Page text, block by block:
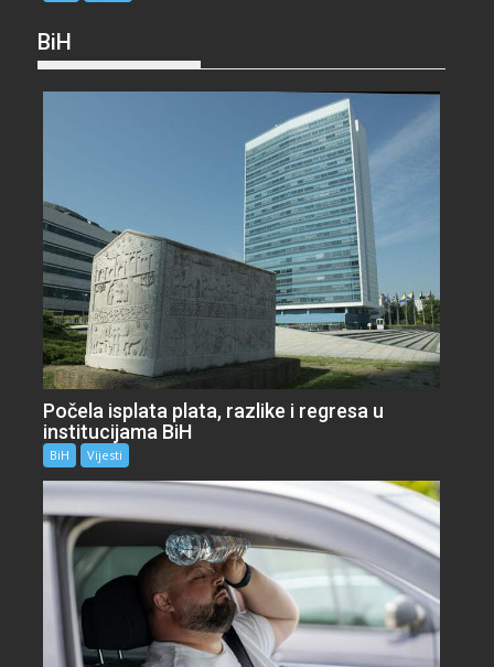
BiH
Počela isplata plata, razlike i regresa u
institucijama BiH
BiH Vijesti